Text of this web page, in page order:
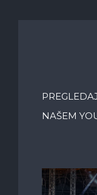
NAŠEM